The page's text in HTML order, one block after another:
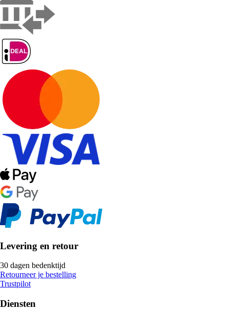
Levering en retour
30 dagen bedenktijd
Retourneer je bestelling
Trustpilot
Diensten